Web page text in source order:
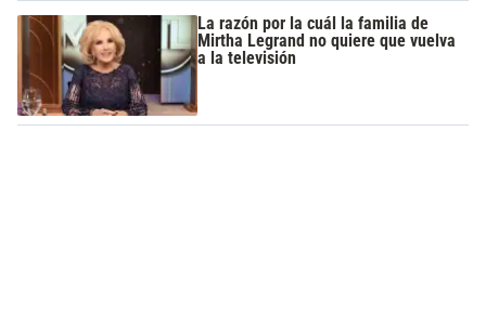
La razón por la cuál la familia de
Mirtha Legrand no quiere que vuelva
a la televisión